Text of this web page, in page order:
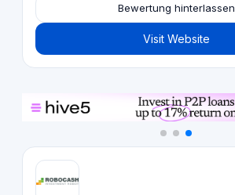
Bewertung hinterlassen
Visit Website